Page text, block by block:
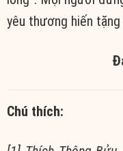
yêu thương hiến
Chú thích: